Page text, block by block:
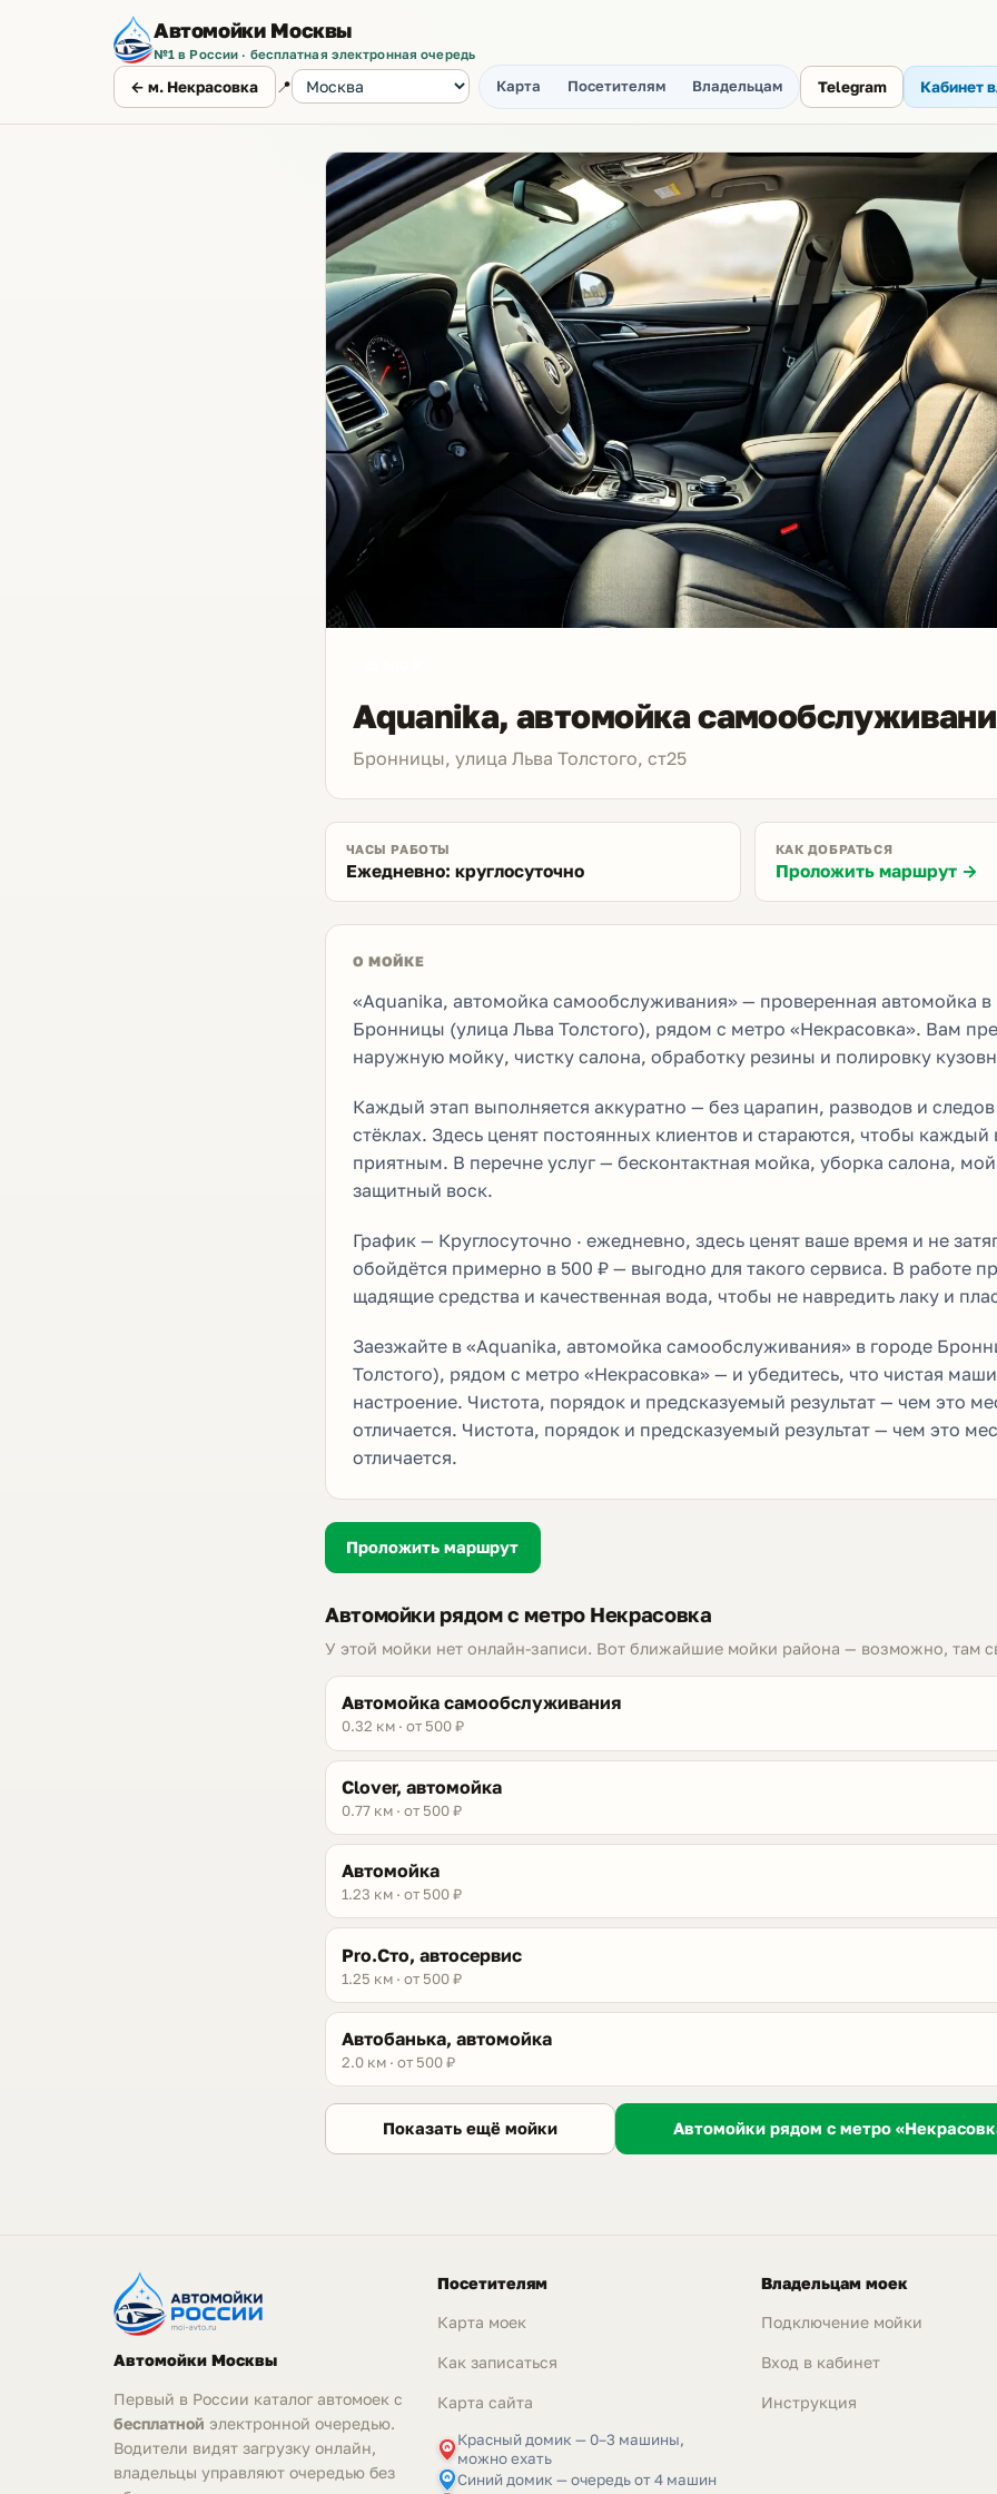
Автомойки Москвы
№1 в России · бесплатная электронная очередь
← м. Некрасовка 📍 Карта Посетителям Владельцам Telegram Кабинет
Aquanika, автомойка
Бронницы, улица Льва Толстого, ст25
ЧАСЫ РАБОТЫ
Ежедневно: круглосуточно
КАК ДОБРАТЬСЯ
Проложить маршрут →
О МОЙКЕ
«Aquanika, автомойка самообслуживания» — проверенная автомойка в
Бронницы (улица Льва Толстого), рядом с метро «Некрасовка». Вам
наружную мойку, чистку салона, обработку резины и полировку
Каждый этап выполняется аккуратно — без царапин, разводов и следов
стёклах. Здесь ценят постоянных клиентов и стараются, чтобы каждый
приятным. В перечне услуг — бесконтактная мойка, уборка салона,
защитный воск.
График — Круглосуточно · ежедневно, здесь ценят ваше время и не
обойдётся примерно в 500 ₽ — выгодно для такого сервиса. В работе
щадящие средства и качественная вода, чтобы не навредить лаку и
Заезжайте в «Aquanika, автомойка самообслуживания» в городе
Толстого), рядом с метро «Некрасовка» — и убедитесь, что чистая
настроение. Чистота, порядок и предсказуемый результат — чем это
отличается. Чистота, порядок и предсказуемый результат — чем это
отличается.
Проложить маршрут
Автомойки рядом с метро Некрасовка
У этой мойки нет онлайн-записи. Вот ближайшие мойки района — возможно, там
Автомойка самообслуживания
0.32 км · от 500 ₽
Clover, автомойка
0.77 км · от 500 ₽
Автомойка
1.23 км · от 500 ₽
Pro.Сто, автосервис
1.25 км · от 500 ₽
Автобанька, автомойка
2.0 км · от 500 ₽
Показать ещё мойки Автомойки рядом с метро
Автомойки Москвы
Первый в России каталог автомоек с
бесплатной электронной очередью.
Водители видят загрузку онлайн,
владельцы управляют очередью без
Посетителям
Карта моек
Как записаться
Карта сайта
Красный домик — 0–3 машины,
можно ехать
Синий домик — очередь от 4 машин
Владельцам моек
Подключение мойки
Вход в кабинет
Инструкция